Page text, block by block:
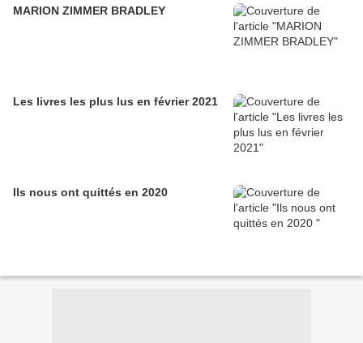
MARION ZIMMER BRADLEY
Les livres les plus lus en février 2021
Ils nous ont quittés en 2020